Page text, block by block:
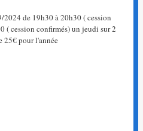
2024 de 19h30 à 20h30 ( cession
( cession confirmés) un jeudi sur 2
25€ pour l'année